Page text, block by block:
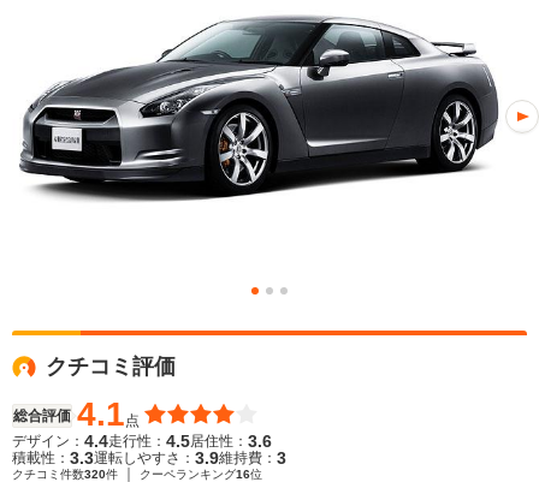
クチコミ評価
総合評価 4.1点
デザイン： 4.4走行性： 4.5居住性： 3.6
積載性： 3.3運転しやすさ： 3.9維持費： 3
クチコミ件数320件 クーペランキング16位